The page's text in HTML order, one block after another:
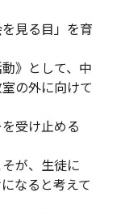
見る目」を育
》として、中
の外に向けて
受け止める
が、生徒に
なると考えて